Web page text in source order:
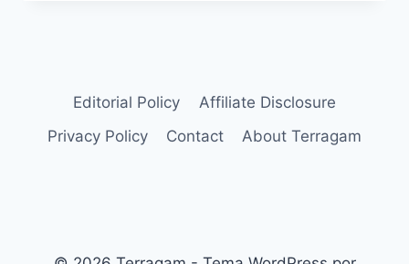
CEBOLA
CARAMELIZADA.
Editorial Policy
Affiliate Disclosure
Privacy Policy
Contact About Terragam